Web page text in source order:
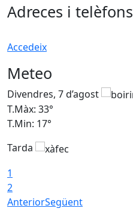
Adreces i telèfons
Accedeix
Meteo
Divendres, 7 d’agost
T.Màx: 33°
T.Min: 17°
Tarda
1
2
AnteriorSegüent